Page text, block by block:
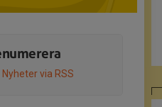
Nyheter via RSS